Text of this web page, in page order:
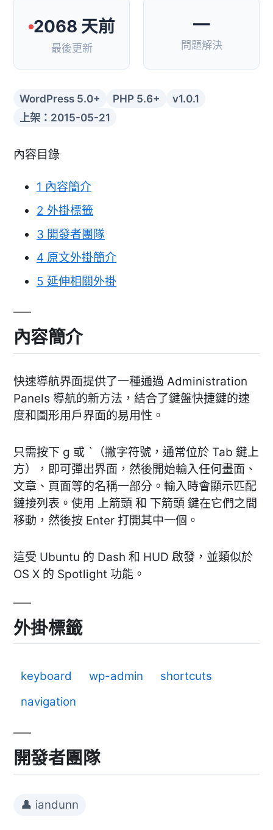
2068 天前
最後更新
—
問題解決
WordPress 5.0+ PHP 5.6+
v1.0.1
上架：2015-05-21
內容目錄
1 內容簡介
2 外掛標籤
3 開發者團隊
4 原文外掛簡介
5 延伸相關外掛
內容簡介
快速導航界面提供了一種通過 Administration
Panels 導航的新方法，結合了鍵盤快捷鍵的速
度和圖形用戶界面的易用性。
只需按下 g 或 `（撇字符號，通常位於 Tab 鍵上
方），即可彈出界面，然後開始輸入任何畫面、
文章、頁面等的名稱一部分。輸入時會顯示匹配
鏈接列表。使用 上箭頭 和 下箭頭 鍵在它們之間
移動，然後按 Enter 打開其中一個。
這受 Ubuntu 的 Dash 和 HUD 啟發，並類似於
OS X 的 Spotlight 功能。
外掛標籤
keyboard wp-admin
shortcuts
navigation
開發者團隊
👤 iandunn